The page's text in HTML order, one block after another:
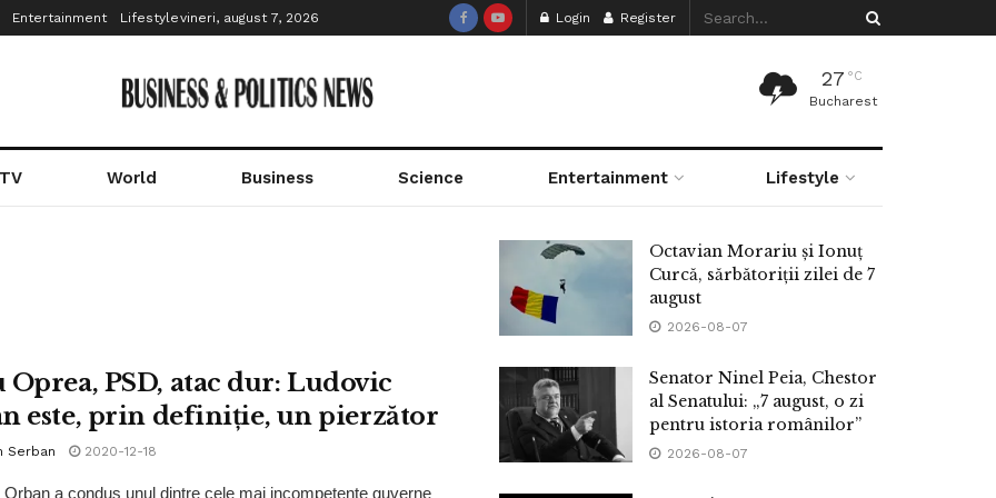
Entertainment Lifestylevineri, august 7, 2026 Login Register
27 °C
Bucharest
World Business Science Entertainment Lifestyle
Oprea, PSD, atac dur: Ludovic
este, prin definiție, un pierzător
Serban 2020-12-18
Orban a condus unul dintre cele mai incompetente guverne
Octavian Morariu și Ionuț
Curcă, sărbătoriții zilei de 7
august
2026-08-07
Senator Ninel Peia, Chestor
al Senatului: „7 august, o zi
pentru istoria românilor”
2026-08-07